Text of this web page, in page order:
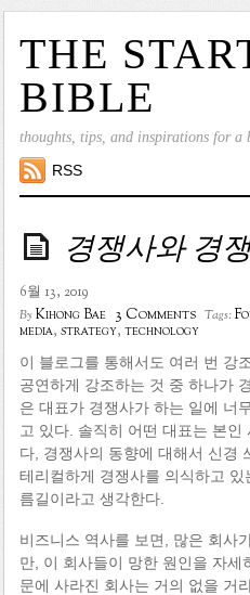
THE
BIBLE
thoughts, tips, and inspirations for a
RSS
경쟁사와 경
6월 13, 2019
ByKihong Bae 3 Comments Tags:
media, strategy, technology
이 블로그를 통해서도 여러 번 강
공연하게 강조하는 것 중 하나가
은 대표가 경쟁사가 하는 일에 너
고 있다. 솔직히 어떤 대표는 본
다, 경쟁사의 동향에 대해서 신경
테리컬하게 경쟁사를 의식하고
름길이라고 생각한다.
비즈니스 역사를 보면, 많은 회사
만, 이 회사들이 망한 원인을 자세
문에 사라진 회사는 거의 없을 거